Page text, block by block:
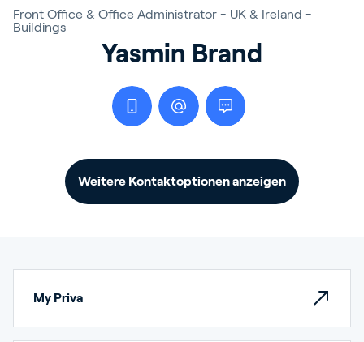
Front Office & Office Administrator - UK & Ireland -
Buildings
Yasmin Brand
Weitere Kontaktoptionen anzeigen
My Priva